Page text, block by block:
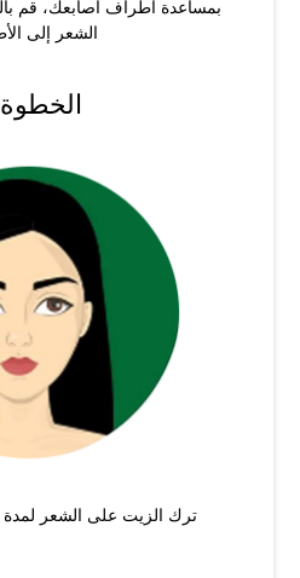
بمساعدة أطراف أصابعك، قم
الشعر إلى
الخطوة 2
ترك الزيت على الشعر لمدة لا